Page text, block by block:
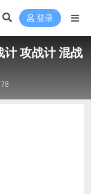
登录
计 攻战计 混战